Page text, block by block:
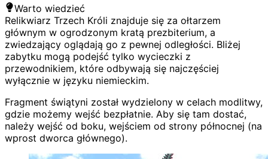
Warto wiedzieć
Relikwiarz Trzech Króli znajduje się za ołtarzem
głównym w ogrodzonym kratą prezbiterium, a
zwiedzający oglądają go z pewnej odległości. Bliżej
zabytku mogą podejść tylko wycieczki z
przewodnikiem, które odbywają się najczęściej
wyłącznie w języku niemieckim.
Fragment świątyni został wydzielony w celach modlitwy,
gdzie możemy wejść bezpłatnie. Aby się tam dostać,
należy wejść od boku, wejściem od strony północnej (na
wprost dworca głównego).